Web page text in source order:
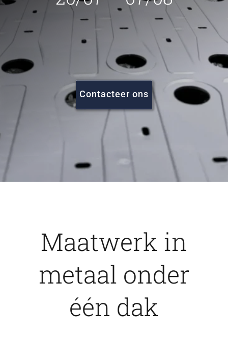
Poederlakken
Projecten
FAQ
Vacatures
Contacteer ons
Maatwerk in
metaal onder
één dak